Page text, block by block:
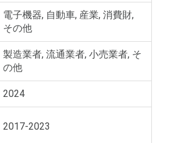
電子機器, 自動車, 産業, 消費財,
その他
製造業者, 流通業者, 小売業者, そ
の他
2024
2017-2023